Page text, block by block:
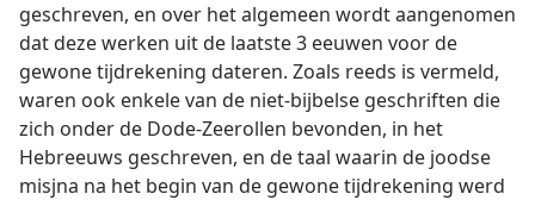
geschreven, en over het algemeen wordt aangenomen
dat deze werken uit de laatste 3 eeuwen voor de
gewone tijdrekening dateren. Zoals reeds is vermeld,
waren ook enkele van de niet-bijbelse geschriften die
zich onder de Dode-Zeerollen bevonden, in het
Hebreeuws geschreven, en de taal waarin de joodse
misjna na het begin van de gewone tijdrekening werd